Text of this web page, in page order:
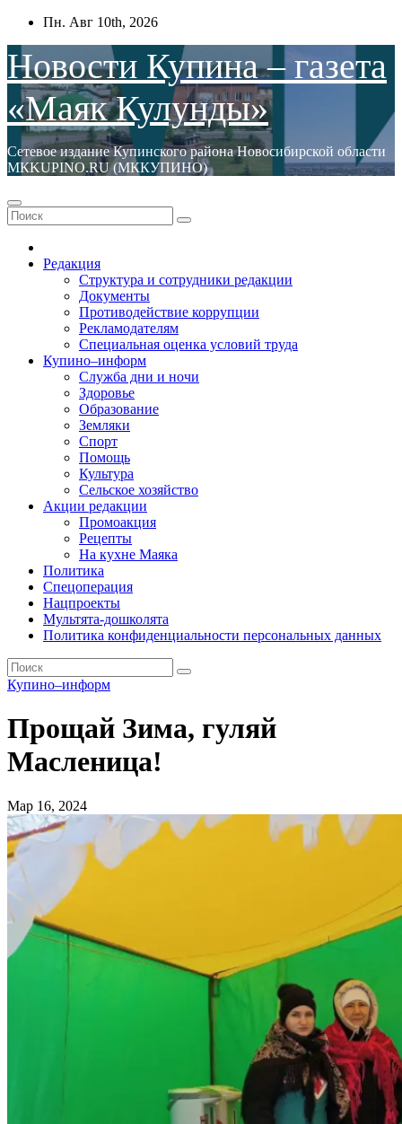
Перейти
содержимому
Пн. Авг 10th, 2026
Новости Купина – газета
«Маяк Кулунды»
Сетевое издание Купинского района Новосибирской области
МКKUPINO.RU (МККУПИНО)
Редакция
Структура и сотрудники редакции
Документы
Противодействие коррупции
Рекламодателям
Специальная оценка условий труда
Купино–информ
Служба дни и ночи
Здоровье
Образование
Земляки
Спорт
Помощь
Культура
Сельское хозяйство
Акции редакции
Промоакция
Рецепты
На кухне Маяка
Политика
Спецоперация
Нацпроекты
Мультята-дошколята
Политика конфиденциальности персональных данных
Купино–информ
Прощай Зима, гуляй
Масленица!
Мар 16, 2024